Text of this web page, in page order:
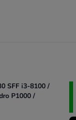
SFF i3-8100 /
P1000 /